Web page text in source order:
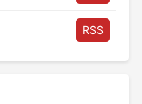
RSS